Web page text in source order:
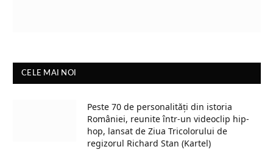
CELE MAI NOI
Peste 70 de personalități din istoria
României, reunite într-un videoclip hip-
hop, lansat de Ziua Tricolorului de
regizorul Richard Stan (Kartel)